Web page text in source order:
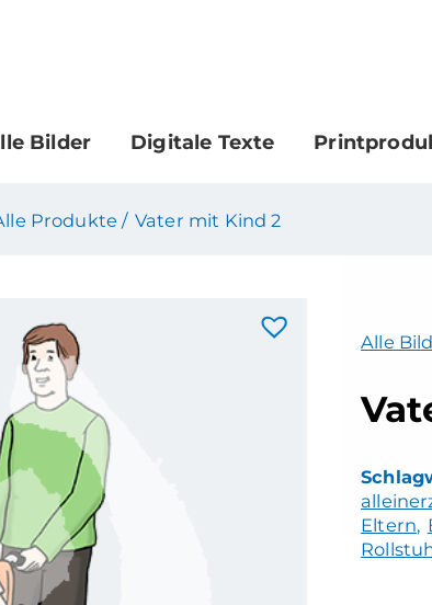
Bilder Digitale Texte
Produkte / Vater mit Kind 2
Alle
Eltern